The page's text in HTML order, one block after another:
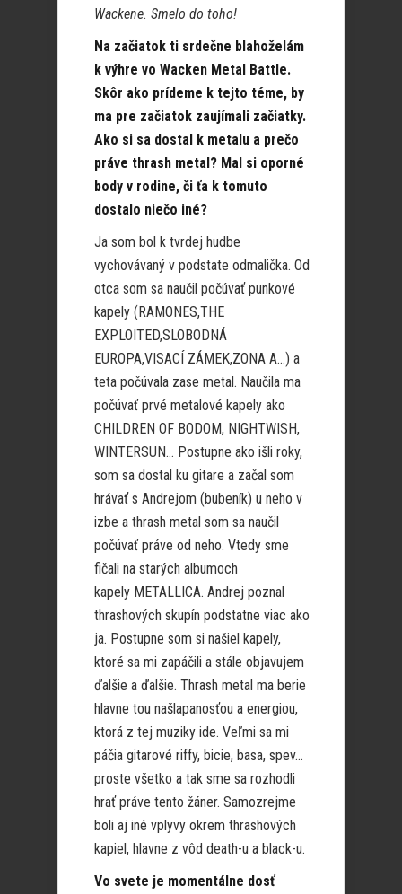
Wackene. Smelo do toho!
Na začiatok ti srdečne blahoželám
k výhre vo Wacken Metal Battle.
Skôr ako prídeme k tejto téme, by
ma pre začiatok zaujímali začiatky.
Ako si sa dostal k metalu a prečo
práve thrash metal? Mal si oporné
body v rodine, či ťa k tomuto
dostalo niečo iné?
Ja som bol k tvrdej hudbe
vychovávaný v podstate odmalička. Od
otca som sa naučil počúvať punkové
kapely (RAMONES,THE
EXPLOITED,SLOBODNÁ
EUROPA,VISACÍ ZÁMEK,ZONA A…) a
teta počúvala zase metal. Naučila ma
počúvať prvé metalové kapely ako
CHILDREN OF BODOM, NIGHTWISH,
WINTERSUN… Postupne ako išli roky,
som sa dostal ku gitare a začal som
hrávať s Andrejom (bubeník) u neho v
izbe a thrash metal som sa naučil
počúvať práve od neho. Vtedy sme
fičali na starých albumoch
kapely METALLICA. Andrej poznal
thrashových skupín podstatne viac ako
ja. Postupne som si našiel kapely,
ktoré sa mi zapáčili a stále objavujem
ďalšie a ďalšie. Thrash metal ma berie
hlavne tou našlapanosťou a energiou,
ktorá z tej muziky ide. Veľmi sa mi
páčia gitarové riffy, bicie, basa, spev…
proste všetko a tak sme sa rozhodli
hrať práve tento žáner. Samozrejme
boli aj iné vplyvy okrem thrashových
kapiel, hlavne z vôd death-u a black-u.
Vo svete je momentálne dosť